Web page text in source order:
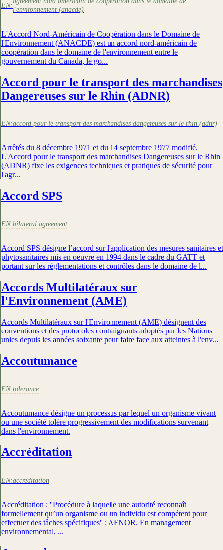
EN:
l'environnement (anacde)
L'Accord Nord-Américain de Coopération dans le Domaine de
l'Environnement (ANACDE) est un accord nord-américain de
coopération dans le domaine de l'environnement entre le
gouvernement du Canada, le go...
Accord pour le transport des marchandises
Dangereuses sur le Rhin (ADNR)
EN:accord pour le transport des marchandises dangereuses sur le rhin (adnr)
Arrêtés du 8 décembre 1971 et du 14 septembre 1977 modifié.
L'Accord pour le transport des marchandises Dangereuses sur le Rhin
(ADNR) fixe les exigences techniques et pratiques de sécurité pour
l'agr...
Accord SPS
EN:bilateral agreement
Accord SPS désigne l’accord sur l'application des mesures sanitaires et
phytosanitaires mis en oeuvre en 1994 dans le cadre du GATT et
portant sur les réglementations et contrôles dans le domaine de l...
Accords Multilatéraux sur
l'Environnement (AME)
Accords Multilatéraux sur l'Environnement (AME) désignent des
conventions et des protocoles contraignants adoptés par les Nations
unies depuis les années soixante pour faire face aux atteintes à l'env...
Accoutumance
EN:tolerance
Accoutumance désigne un processus par lequel un organisme vivant
ou une société tolère progressivement des modifications survenant
dans l'environnement.
Accréditation
EN:accreditation
Accréditation : ''Procédure à laquelle une autorité reconnaît
formellement qu’un organisme ou un individu est compétent pour
effectuer des tâches spécifiques'' : AFNOR. En management
environnemental, ...